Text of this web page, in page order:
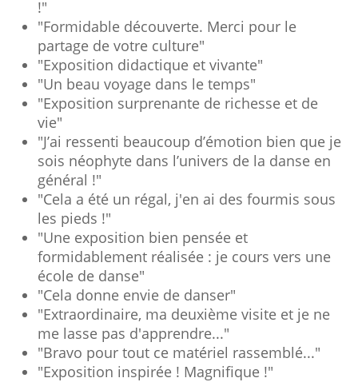
!"
"Formidable découverte. Merci pour le
partage de votre culture"
"Exposition didactique et vivante"
"Un beau voyage dans le temps"
"Exposition surprenante de richesse et de
vie"
"J’ai ressenti beaucoup d’émotion bien que je
sois néophyte dans l’univers de la danse en
général !"
"Cela a été un régal, j'en ai des fourmis sous
les pieds !"
"Une exposition bien pensée et
formidablement réalisée : je cours vers une
école de danse"
"Cela donne envie de danser"
"Extraordinaire, ma deuxième visite et je ne
me lasse pas d'apprendre..."
"Bravo pour tout ce matériel rassemblé..."
"Exposition inspirée ! Magnifique !"